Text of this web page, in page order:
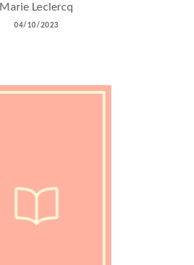
Marie Leclercq
04/10/2023